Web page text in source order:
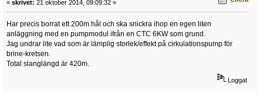
« skrivet: 21 oktober 2014, 09:09:32 »
Har precis borrat ett 200m hål och ska snickra ihop en egen liten
anläggning med en pumpmodul ifrån en CTC 6KW som grund.
Jag undrar lite vad som är lämplig storlek/effekt på cirkulationspump för
brine-kretsen.
Total slanglängd är 420m.
Loggat